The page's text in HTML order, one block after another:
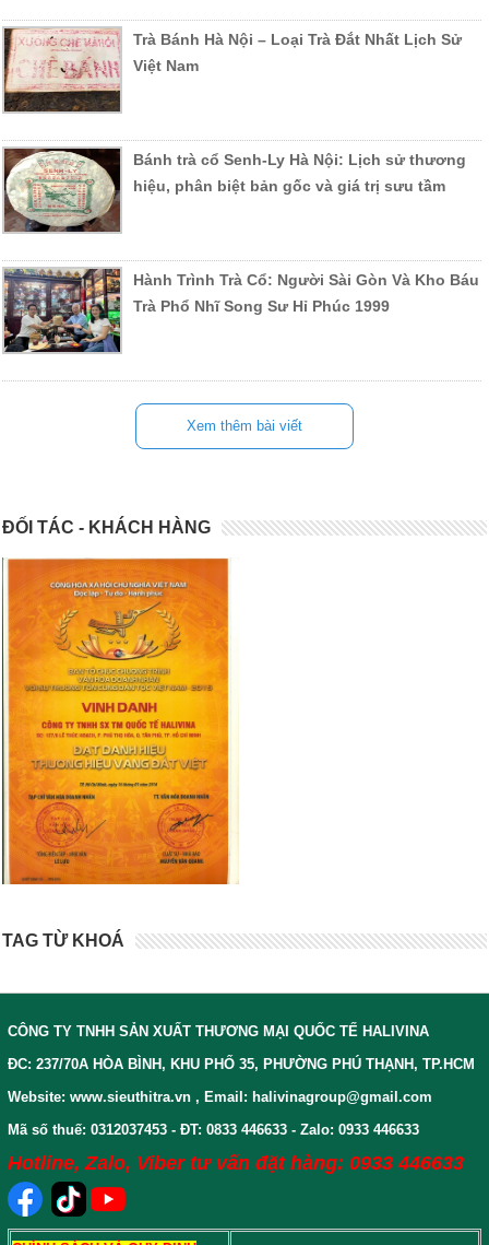
Trà Bánh Hà Nội – Loại Trà Đắt Nhất Lịch Sử
Việt Nam
Bánh trà cổ Senh-Ly Hà Nội: Lịch sử thương
hiệu, phân biệt bản gốc và giá trị sưu tầm
Hành Trình Trà Cổ: Người Sài Gòn Và Kho Báu
Trà Phổ Nhĩ Song Sư Hỉ Phúc 1999
Xem thêm bài viết
ĐỐI TÁC - KHÁCH HÀNG
TAG TỪ KHOÁ
CÔNG TY TNHH SẢN XUẤT THƯƠNG MẠI QUỐC TẾ HALIVINA
ĐC: 237/70A HÒA BÌNH, KHU PHỐ 35, PHƯỜNG PHÚ THẠNH, TP.HCM
Website: www.sieuthitra.vn , Email: halivinagroup@gmail.com
Mã số thuế: 0312037453 - ĐT: 0833 446633 - Zalo: 0933 446633
Hotline, Zalo, Viber tư vấn đặt hàng: 0933 446633